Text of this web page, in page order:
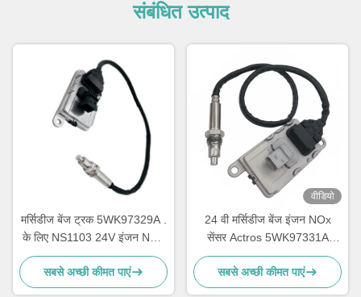
संबंधित उत्पाद
मर्सिडीज बेंज ट्रक 5WK97329A .
के लिए NS1103 24V इंजन NOx
सेंसर
सबसे अच्छी कीमत पाएं
वीडियो
24 वी मर्सिडीज बेंज इंजन NOx
सेंसर Actros 5WK97331A
A0101531628
सबसे अच्छी कीमत पाएं